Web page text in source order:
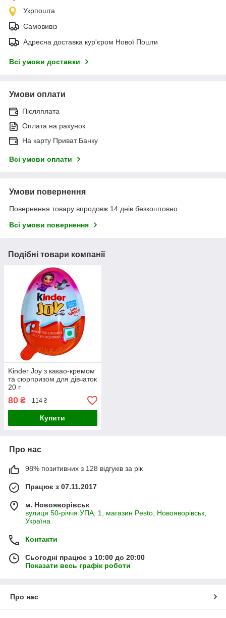
Укрпошта
Самовивіз
Адресна доставка кур'єром Нової Пошти
Всі умови доставки
Умови оплати
Післяплата
Оплата на рахунок
На карту Приват Банку
Всі умови оплати
Умови повернення
Повернення товару впродовж 14 днів безкоштовно
Всі умови повернення
Подібні товари компанії
Kinder Joy з какао-кремом
та сюрпризом для дівчаток
20 г
80 ₴ 114 ₴
Купити
Про нас
98% позитивних з 128 відгуків за рік
Працює з 07.11.2017
м. Новояворівськ
вулиця 50-річчя УПА, 1, магазин Pesto, Новояворівськ,
Україна
Контакти
Сьогодні працює з 10:00 до 20:00
Показати весь графік роботи
Про нас